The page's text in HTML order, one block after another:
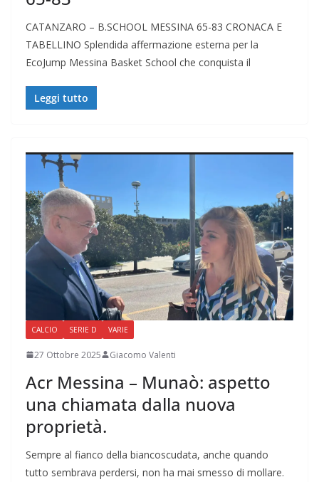
CATANZARO – B.SCHOOL MESSINA 65-83 CRONACA E
TABELLINO Splendida affermazione esterna per la
EcoJump Messina Basket School che conquista il
Leggi tutto
CALCIO SERIE D VARIE
27 Ottobre 2025 Giacomo Valenti
Acr Messina – Munaò: aspetto
una chiamata dalla nuova
proprietà.
Sempre al fianco della biancoscudata, anche quando
tutto sembrava perdersi, non ha mai smesso di mollare.